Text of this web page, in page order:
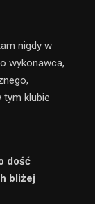
nigdy w
wykonawca,
tym klubie
dość
bliżej